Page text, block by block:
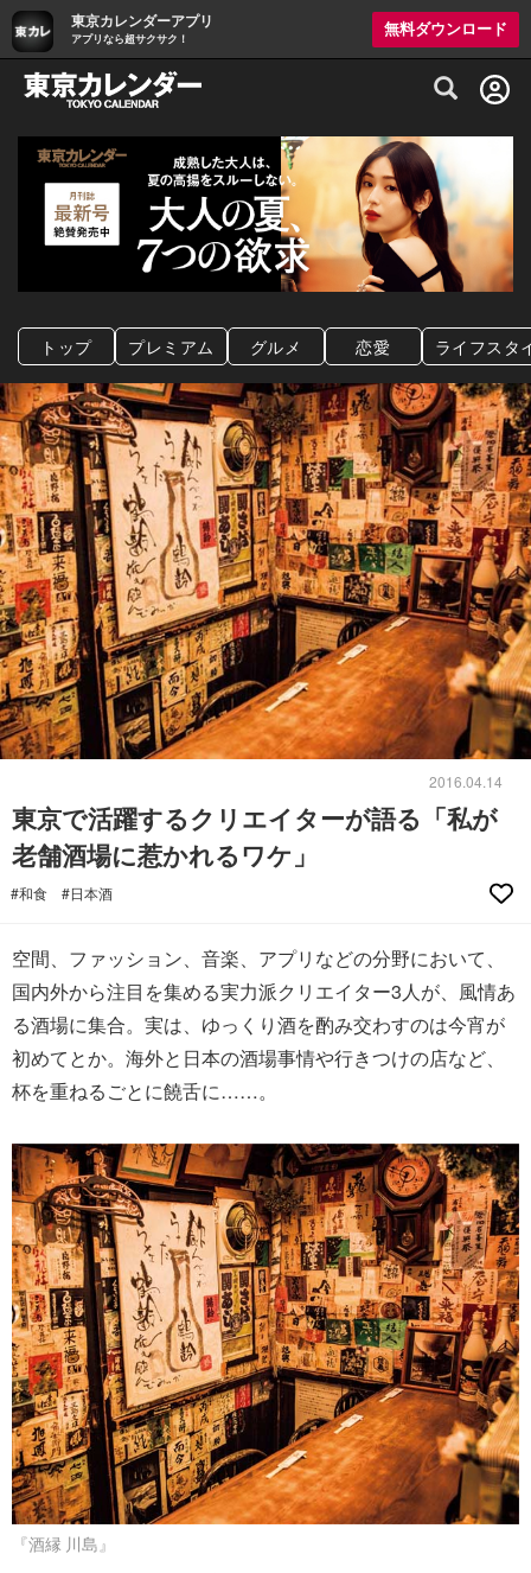
東京カレンダーアプリ
アプリなら超サクサク！
無料ダウンロード
グルメ情報・プレミアムレストラン予約
トップ プレミアム グルメ 恋愛 ライフスタ
2016.04.14
東京で活躍するクリエイターが語る「私が
老舗酒場に惹かれるワケ」
#和食 #日本酒
空間、ファッション、音楽、アプリなどの分野において、
国内外から注目を集める実力派クリエイター3人が、風情あ
る酒場に集合。実は、ゆっくり酒を酌み交わすのは今宵が
初めてとか。海外と日本の酒場事情や行きつけの店など、
杯を重ねるごとに饒舌に……。
『酒縁 川島』